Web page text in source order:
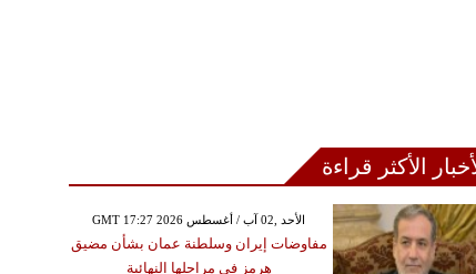
الأكثر قراءة
GMT 17:27 2026 الأحد ,02 آب / أغسطس
مفاوضات إيران وسلطنة عمان بشأن مضيق
هرمز في مراحلها النهائية